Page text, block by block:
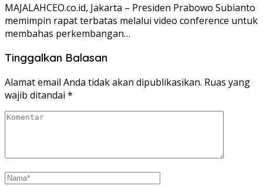
MAJALAHCEO.co.id, Jakarta – Presiden Prabowo Subianto
memimpin rapat terbatas melalui video conference untuk
membahas perkembangan…
Tinggalkan Balasan
Alamat email Anda tidak akan dipublikasikan. Ruas yang
wajib ditandai *